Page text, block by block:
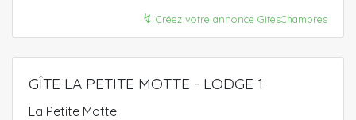
↯ Créez votre annonce GitesChambres
GÎTE LA PETITE MOTTE - LODGE 1
La Petite Motte